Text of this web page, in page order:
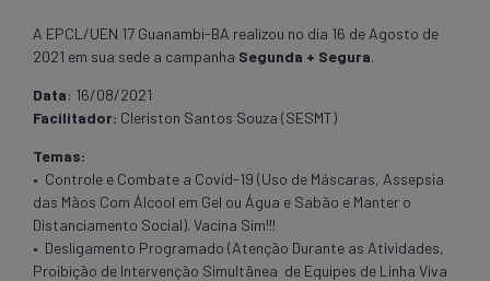
A EPCL/UEN 17 Guanambi-BA realizou no dia 16 de Agosto de
2021 em sua sede a campanha Segunda + Segura.
Data: 16/08/2021
Facilitador: Cleriston Santos Souza (SESMT)
Temas:
• Controle e Combate a Covid-19 (Uso de Máscaras, Assepsia
das Mãos Com Álcool em Gel ou Água e Sabão e Manter o
Distanciamento Social). Vacina Sim!!!
• Desligamento Programado (Atenção Durante as Atividades,
Proibição de Intervenção Simultânea de Equipes de Linha Viva